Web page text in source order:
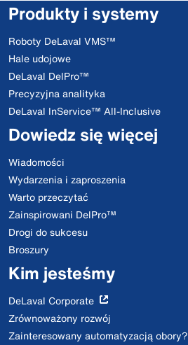
Produkty i systemy
Roboty DeLaval VMS™
Hale udojowe
DeLaval DelPro™
Precyzyjna analityka
DeLaval InService™ All-Inclusive
Dowiedz się więcej
Wiadomości
Wydarzenia i zaproszenia
Warto przeczytać
Zainspirowani DelPro™
Drogi do sukcesu
Broszury
Kim jesteśmy
DeLaval Corporate
Zrównoważony rozwój
Zainteresowany automatyzacją obory?